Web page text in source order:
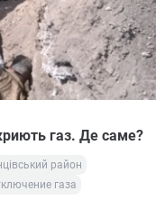
газ. Де саме?
район
газа